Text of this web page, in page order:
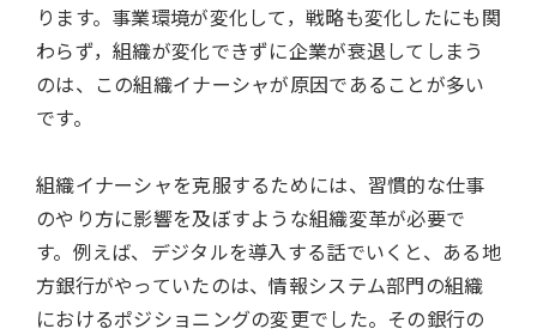
ります。事業環境が変化して，戦略も変化したにも関
わらず，組織が変化できずに企業が衰退してしまう
のは、この組織イナーシャが原因であることが多い
です。
組織イナーシャを克服するためには、習慣的な仕事
のやり方に影響を及ぼすような組織変革が必要で
す。例えば、デジタルを導入する話でいくと、ある地
方銀行がやっていたのは、情報システム部門の組織
におけるポジショニングの変更でした。その銀行の